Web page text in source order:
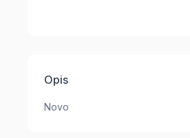
Opis
Novo